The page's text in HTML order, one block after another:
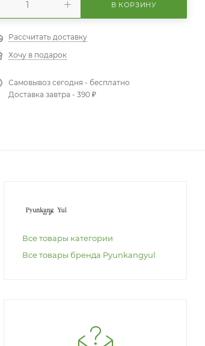
В КОРЗИНУ
Рассчитать доставку
Хочу в подарок
Самовывоз сегодня - бесплатно
Доставка завтра - 390 ₽
Все товары категории
Все товары бренда Pyunkangyul